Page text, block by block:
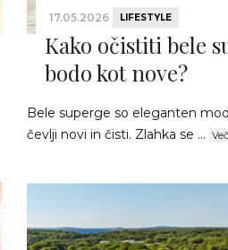
17.05.2026 LIFESTYLE
Kako očistiti bele
bodo kot nove?
Bele superge so eleganten
čevlji novi in čisti. Zlahka se ... Več